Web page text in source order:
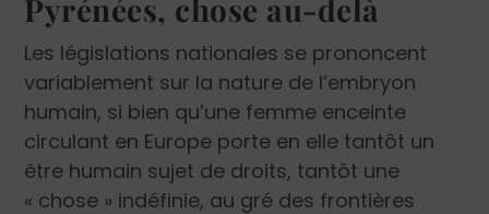
Pyrénées, chose au-delà
Les législations nationales se prononcent
variablement sur la nature de l’embryon
humain, si bien qu’une femme enceinte
circulant en Europe porte en elle tantôt un
être humain sujet de droits, tantôt une
« chose » indéfinie, au gré des frontières